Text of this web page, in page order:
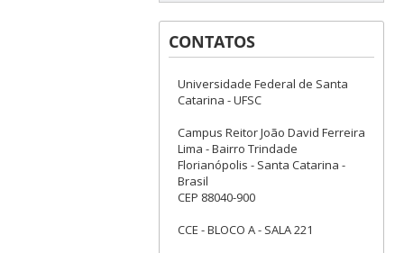
CONTATOS
Universidade Federal de Santa
Catarina - UFSC
Campus Reitor João David Ferreira
Lima - Bairro Trindade
Florianópolis - Santa Catarina -
Brasil
CEP 88040-900
CCE - BLOCO A - SALA 221